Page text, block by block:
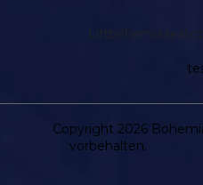
Liftbohemiaseal.cz
Copyright 2026
vorbehalten.